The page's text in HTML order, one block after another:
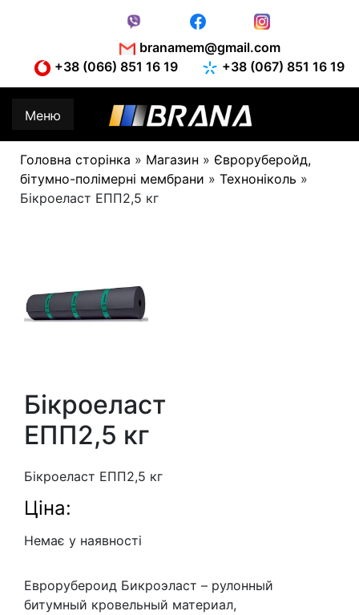
+38 (066) 851 16 19
+38 (067) 851 16 19
branamem@gmail.com
Меню
Головна сторінка » Магазин » Євроруберойд,
бітумно-полімерні мембрани » Техноніколь »
Бікроеласт ЕПП2,5 кг
Бікроеласт
ЕПП2,5 кг
Бікроеласт ЕПП2,5 кг
Ціна:
Немає у наявності
Еврорубероид Бикроэласт – рулонный
битумный кровельный материал,